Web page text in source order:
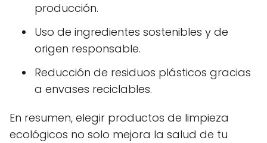
producción.
Uso de ingredientes sostenibles y de
origen responsable.
Reducción de residuos plásticos gracias
a envases reciclables.
En resumen, elegir productos de limpieza
ecológicos no solo mejora la salud de tu